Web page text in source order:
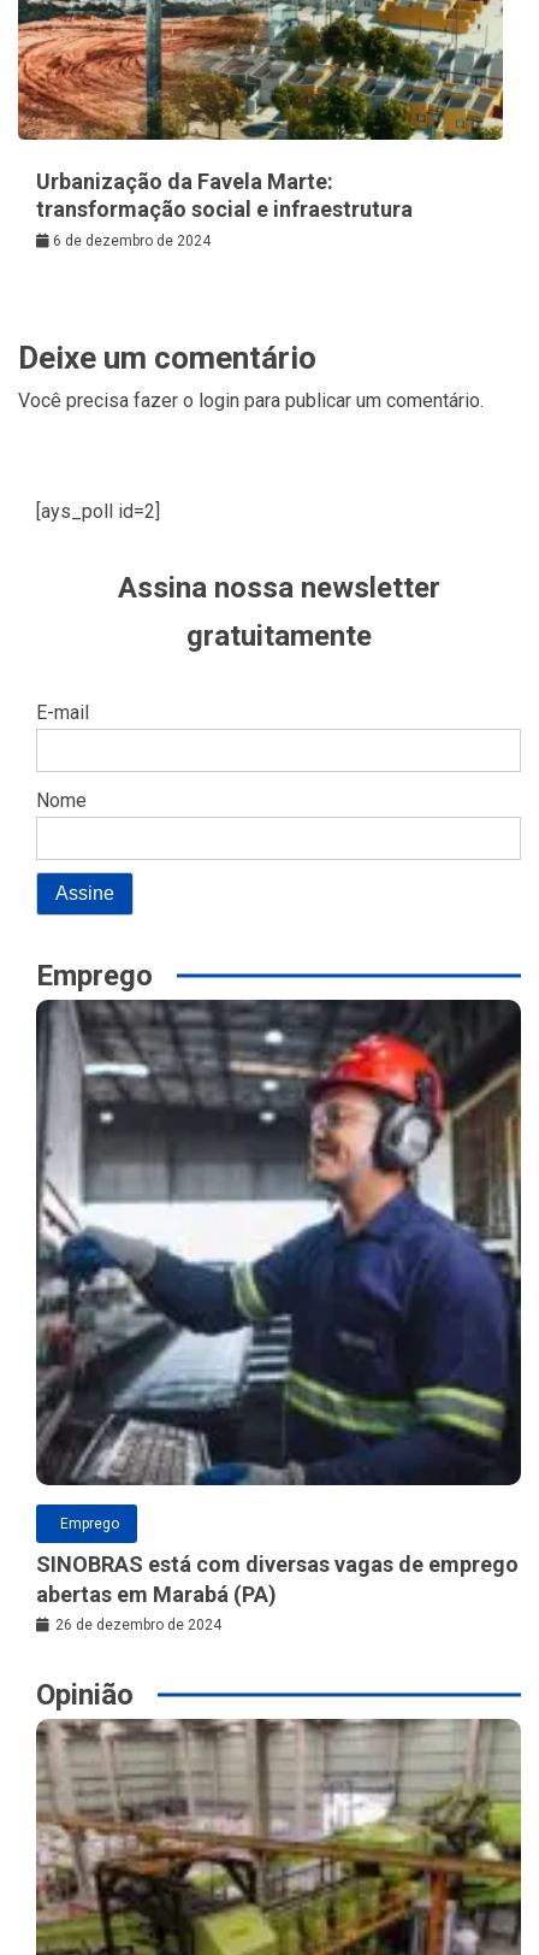
Urbanização da Favela Marte:
transformação social e infraestrutura
6 de dezembro de 2024
Deixe um comentário
Você precisa fazer o login para publicar um comentário.
[ays_poll id=2]
Assina nossa newsletter
gratuitamente
E-mail
Nome
Emprego
Emprego
SINOBRAS está com diversas vagas de emprego
abertas em Marabá (PA)
26 de dezembro de 2024
Opinião